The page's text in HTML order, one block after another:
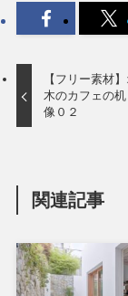
【フリー素材
木のカフェの
像０２
関連記事